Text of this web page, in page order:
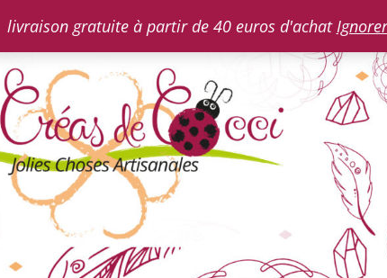
livraison gratuite à partir de 40 euros d'achatIgnorer